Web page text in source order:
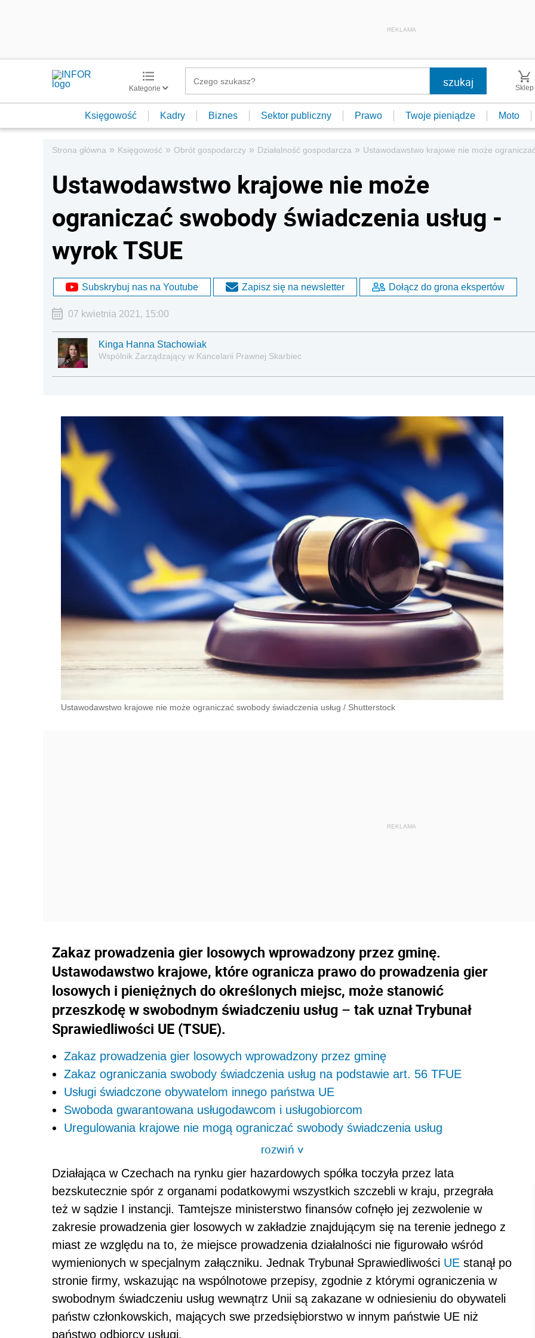
REKLAMA
Kategorie Sklep
Księgowość Kadry Biznes Sektor publiczny Prawo Twoje pieniądze Moto
Strona główna » Księgowość » Obrót gospodarczy » Działalność gospodarcza » Ustawodawstwo krajowe nie może
Ustawodawstwo krajowe nie może
ograniczać swobody świadczenia usług -
wyrok TSUE
Subskrybuj nas na Youtube Zapisz się na newsletter Dołącz do grona ekspertów
07 kwietnia 2021, 15:00
Kinga Hanna Stachowiak
Wspólnik Zarządzający w Kancelarii Prawnej Skarbiec
Ustawodawstwo krajowe nie może ograniczać swobody świadczenia usług / Shutterstock
Zakaz prowadzenia gier losowych wprowadzony przez gminę.
Ustawodawstwo krajowe, które ogranicza prawo do prowadzenia gier
losowych i pieniężnych do określonych miejsc, może stanowić
przeszkodę w swobodnym świadczeniu usług – tak uznał Trybunał
Sprawiedliwości UE (TSUE).
Zakaz prowadzenia gier losowych wprowadzony przez gminę
Zakaz ograniczania swobody świadczenia usług na podstawie art. 56 TFUE
Usługi świadczone obywatelom innego państwa UE
Swoboda gwarantowana usługodawcom i usługobiorcom
Uregulowania krajowe nie mogą ograniczać swobody świadczenia usług
rozwiń>
Działająca w Czechach na rynku gier hazardowych spółka toczyła przez lata
bezskutecznie spór z organami podatkowymi wszystkich szczebli w kraju, przegrała
też w sądzie I instancji. Tamtejsze ministerstwo finansów cofnęło jej zezwolenie w
zakresie prowadzenia gier losowych w zakładzie znajdującym się na terenie jednego z
miast ze względu na to, że miejsce prowadzenia działalności nie figurowało wśród
wymienionych w specjalnym załączniku. Jednak Trybunał Sprawiedliwości UE stanął po
stronie firmy, wskazując na wspólnotowe przepisy, zgodnie z którymi ograniczenia w
swobodnym świadczeniu usług wewnątrz Unii są zakazane w odniesieniu do obywateli
państw członkowskich, mających swe przedsiębiorstwo w innym państwie UE niż
państwo odbiorcy usługi.